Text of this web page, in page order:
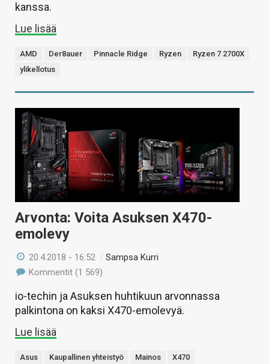
kanssa.
Lue lisää
AMD Der8auer Pinnacle Ridge Ryzen
Ryzen 7 2700X
ylikellotus
Arvonta: Voita Asuksen X470-
emolevy
20.4.2018 - 16:52 /Sampsa Kurri
Kommentit (1 569)
io-techin ja Asuksen huhtikuun arvonnassa
palkintona on kaksi X470-emolevyä.
Lue lisää
Asus Kaupallinen yhteistyö Mainos X470